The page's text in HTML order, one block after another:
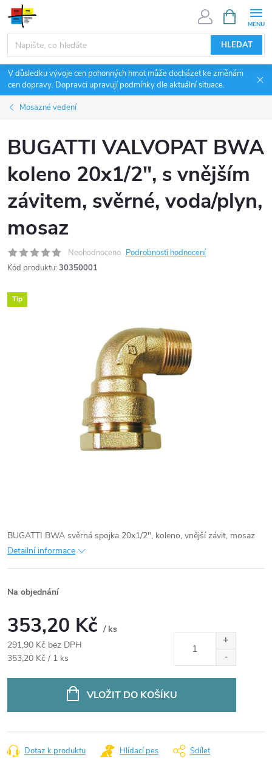
Přejít
obsah
HLEDAT
NÁKUPNÍ
KOŠÍK
V důsledku vývoje cen pohonných hmot může docházet ke změnám
cen dopravy. Dopravci upravují podmínky dle aktuální situace.
Mosazné vedení
BUGATTI VALVOPAT BWA
koleno 20x1/2", s vnějším
závitem, svěrné, voda/plyn,
mosaz
Neohodnoceno Podrobnosti hodnocení
Kód produktu: 30350001
Tip
BUGATTI BWA svěrná spojka 20x1/2", koleno, vnější závit, mosaz
Detailní informace
Na objednání
353,20 Kč / ks
291,90 Kč bez DPH
Měrná
353,20 Kč / 1 ks
VLOŽIT DO KOŠÍKU
Dotaz k produktu Hlídací pes Sdílet